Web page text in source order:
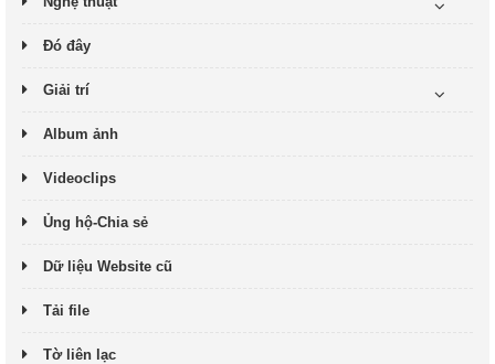
Đó đây
Giải trí
Album ảnh
Videoclips
Ủng hộ-Chia sẻ
Dữ liệu Website cũ
Tải file
Tờ liên lạc